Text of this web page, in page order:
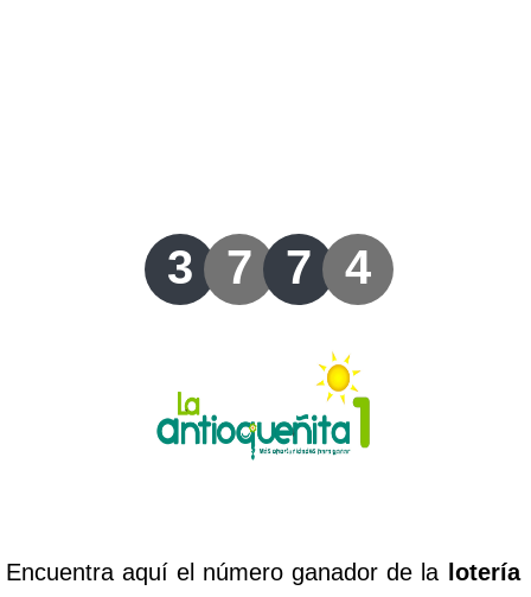
Lotería de Bogotá
Lotería de Medellín
Lotería del Cauca
3 7 7 4
Encuentra aquí el número ganador de la
lotería